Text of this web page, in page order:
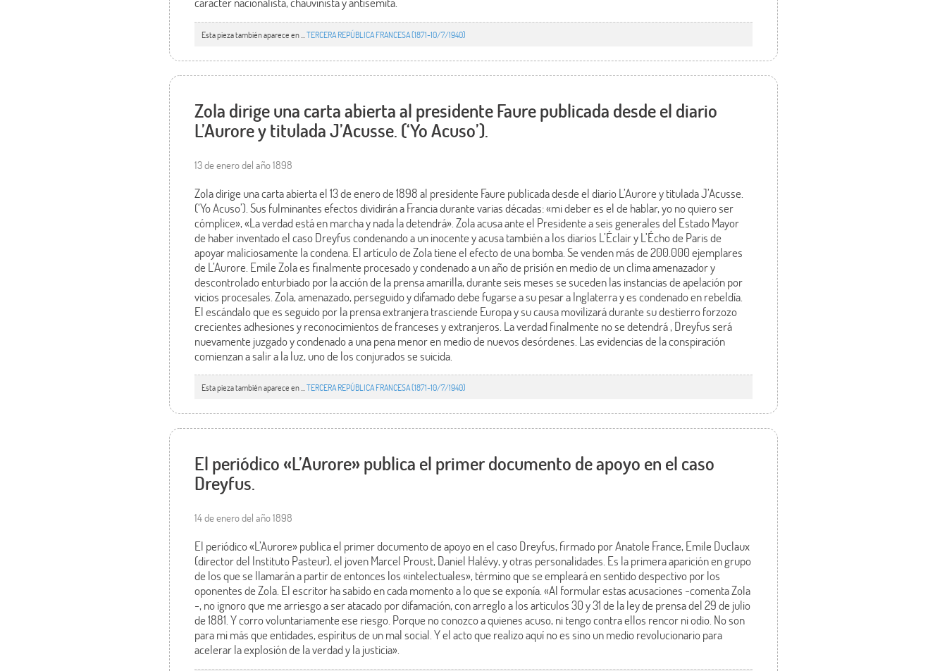
Esta pieza también aparece en ...TERCERA REPÚBLICA FRANCESA (1871-10/7/1940)
Zola dirige una carta abierta al presidente Faure publicada desde el diario
L’Aurore y titulada J’Acusse. (‘Yo Acuso’).
13 de enero del año 1898
Zola dirige una carta abierta el 13 de enero de 1898 al presidente Faure publicada desde el diario L’Aurore y titulada J’Acusse.
(‘Yo Acuso’). Sus fulminantes efectos dividirán a Francia durante varias décadas: «mi deber es el de hablar, yo no quiero ser
cómplice», «La verdad está en marcha y nada la detendrá». Zola acusa ante el Presidente a seis generales del Estado Mayor
de haber inventado el caso Dreyfus condenando a un inocente y acusa también a los diarios L’Éclair y L’Écho de Paris de
apoyar maliciosamente la condena. El artículo de Zola tiene el efecto de una bomba. Se venden más de 200.000 ejemplares
de L’Aurore. Emile Zola es finalmente procesado y condenado a un año de prisión en medio de un clima amenazador y
descontrolado enturbiado por la acción de la prensa amarilla, durante seis meses se suceden las instancias de apelación por
vicios procesales. Zola, amenazado, perseguido y difamado debe fugarse a su pesar a Inglaterra y es condenado en rebeldía.
El escándalo que es seguido por la prensa extranjera trasciende Europa y su causa movilizará durante su destierro forzozo
crecientes adhesiones y reconocimientos de franceses y extranjeros. La verdad finalmente no se detendrá , Dreyfus será
nuevamente juzgado y condenado a una pena menor en medio de nuevos desórdenes. Las evidencias de la conspiración
comienzan a salir a la luz, uno de los conjurados se suicida.
Esta pieza también aparece en ...TERCERA REPÚBLICA FRANCESA (1871-10/7/1940)
El periódico «L’Aurore» publica el primer documento de apoyo en el caso
Dreyfus.
14 de enero del año 1898
El periódico «L’Aurore» publica el primer documento de apoyo en el caso Dreyfus, firmado por Anatole France, Emile Duclaux
(director del Instituto Pasteur), el joven Marcel Proust, Daniel Halévy, y otras personalidades. Es la primera aparición en grupo
de los que se llamarán a partir de entonces los «intelectuales», término que se empleará en sentido despectivo por los
oponentes de Zola. El escritor ha sabido en cada momento a lo que se exponía. «Al formular estas acusaciones -comenta Zola
-, no ignoro que me arriesgo a ser atacado por difamación, con arreglo a los articulos 30 y 31 de la ley de prensa del 29 de julio
de 1881. Y corro voluntariamente ese riesgo. Porque no conozco a quienes acuso, ni tengo contra ellos rencor ni odio. No son
para mi más que entidades, espíritus de un mal social. Y el acto que realizo aquí no es sino un medio revolucionario para
acelerar la explosión de la verdad y la justicia».